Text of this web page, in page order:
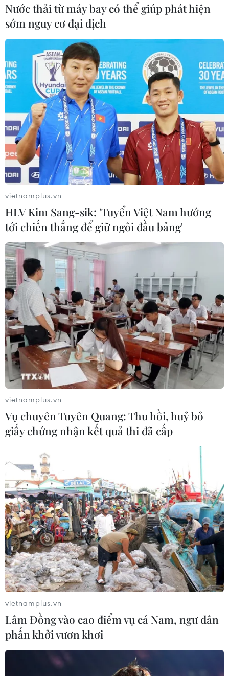
Bão số 1 Talim có thể tiếp tục mạnh lên
trên Vịnh Bắc Bộ
15/07/2023 11:36
Do ảnh hưởng của rãnh áp thấp nối với bão số 1 kết
hợp với hoạt động của gió mùa Tây Nam nên đêm 15
và ngày 16/7, khu vực Bắc Biển Đông (bao gồm vùng
biển Hoàng Sa) có mưa bão.
Nước thải từ máy bay có thể giúp phát hiện
sớm nguy cơ đại dịch
vietnamplus.vn
HLV Kim Sang-sik: 'Tuyển Việt Nam hướng
tới chiến thắng để giữ ngôi đầu bảng'
vietnamplus.vn
Vụ chuyên Tuyên Quang: Thu hồi, huỷ bỏ
giấy chứng nhận kết quả thi đã cấp
vietnamplus.vn
Lâm Đồng vào cao điểm vụ cá Nam, ngư dân
phấn khởi vươn khơi